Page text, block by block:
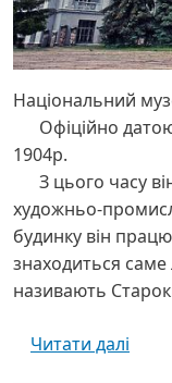
Національний
Офіційно датою
1904р.
З цього часу
художньо-
будинку він
знаходиться саме
називають
Читати далі